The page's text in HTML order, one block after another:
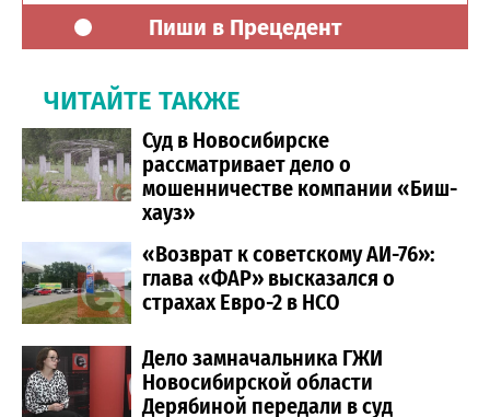
Пиши в Прецедент
ЧИТАЙТЕ ТАКЖЕ
Суд в Новосибирске
рассматривает дело о
мошенничестве компании «Биш-
хауз»
«Возврат к советскому АИ-76»:
глава «ФАР» высказался о
страхах Евро-2 в НСО
Дело замначальника ГЖИ
Новосибирской области
Дерябиной передали в суд